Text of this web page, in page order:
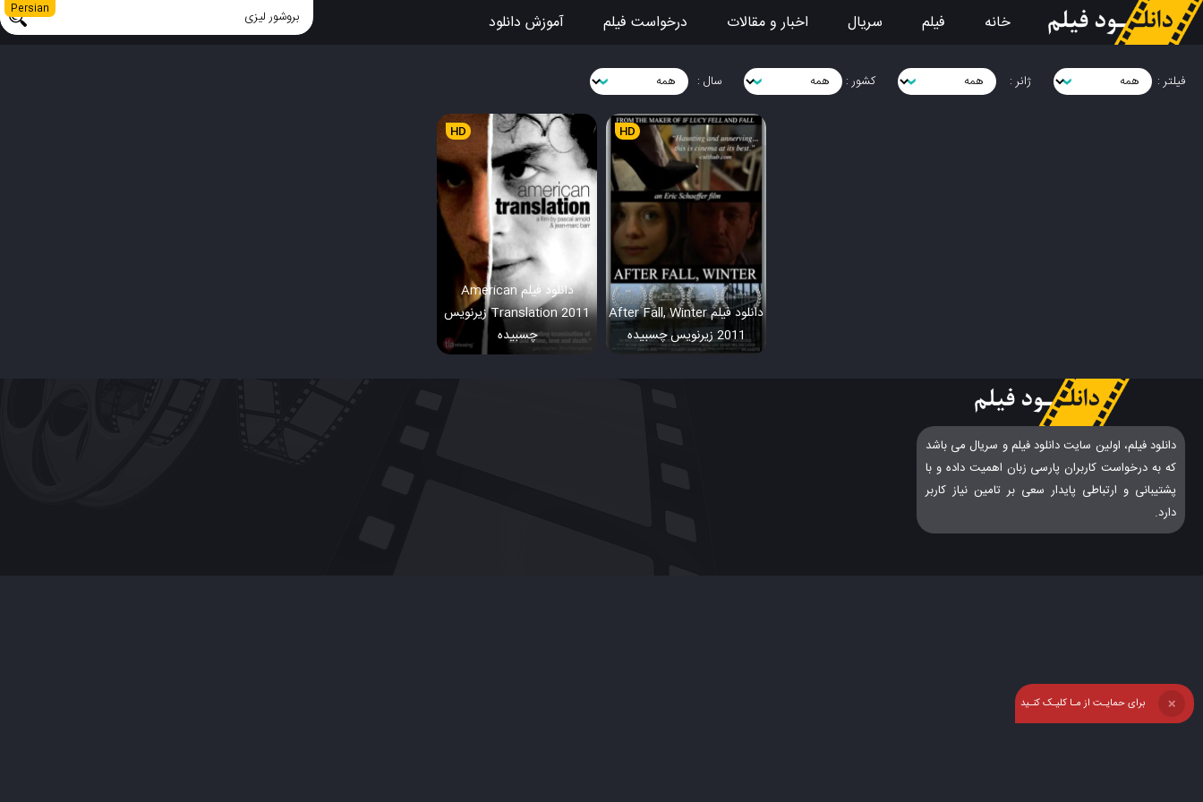
Persian
خانه فیلم سریال اخبار و مقالات درخواست فیلم آموزش دانلود
فیلتر : ژانر : کشور : سال :
دانلود فیلم After Fall, Winter
2011 زیرنویس چسبیده
HD
دانلود فیلم American
Translation 2011 زیرنویس
چسبیده
HD
دانلود فیلم، اولین سایت دانلود فیلم و سریال می باشد
که به درخواست کاربران پارسی زبان اهمیت داده و با
پشتیبانی و ارتباطی پایدار سعی بر تامین نیاز کاربر
دارد.
برای حمایـت از مـا کلیـک کنـید ❌